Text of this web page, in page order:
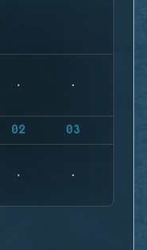
02 03